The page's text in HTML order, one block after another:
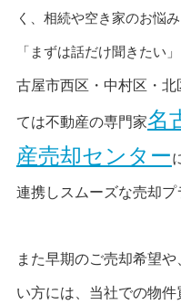
く、相続や空き家のお悩
「まずは話だけ聞きたい
古屋市西区・中村区・
ては不動産の専門家名
産売却センター
連携しスムーズな売却プ
また早期のご売却希望
い方には、当社での物